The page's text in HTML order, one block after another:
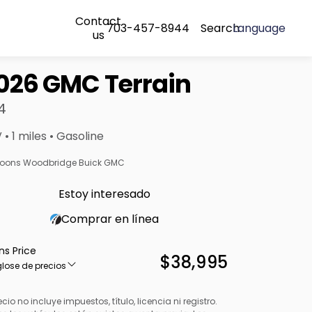
Contact
us703-457-8944 SearchLanguage
GMC Terrain
• 1 miles • Gasoline
Woodbridge Buick GMC
Estoy interesado
Comprar en línea
Price
de precios $38,995
no incluye impuestos, título, licencia ni registro.